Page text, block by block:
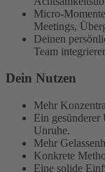
Micro-
Meetings,
Deinen
Team
Dein Nutzen
Mehr
Ein
Unruhe.
Mehr
Konkrete
Eine solide